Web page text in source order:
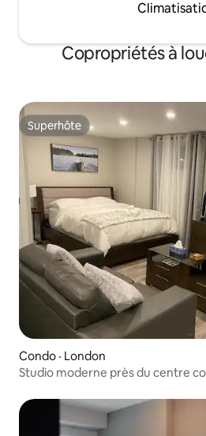
Copropriétés à
Superhôte
Superhôte
Condo · London
Studio moderne près du centre